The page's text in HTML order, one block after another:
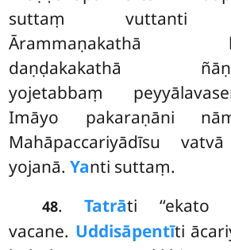
suttaṃ vuttanti
Ārammaṇakathā
daṇḍakakathā
yojetabbaṃ
Imāyo pakaraṇāni
Mahāpaccariyādīsu
yojanā.Yanti suttaṃ.
48.Tatrāti ‘‘ekato
vacane. Uddisāpentīti